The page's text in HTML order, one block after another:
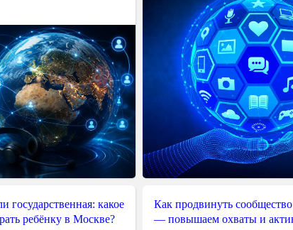
государственная: какое
ребёнку в Москве?
Как продвинуть
— повышаем охваты и